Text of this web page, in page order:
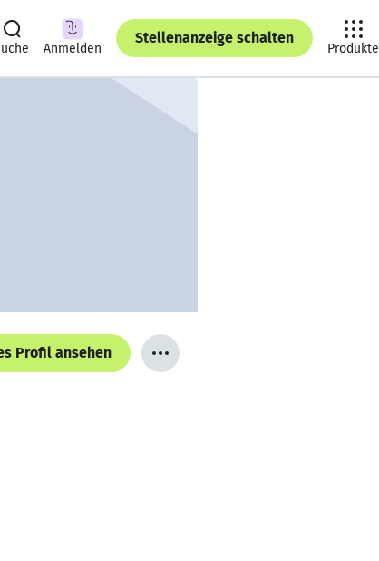
Anmelden
Stellenanzeige schalten
Produkte
Profil ansehen